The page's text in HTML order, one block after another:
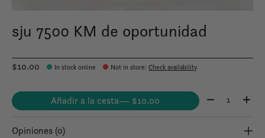
sju 7500 KM de oportunidad
$10.00 In stock online Not in store:Check availability
Añadir a la cesta — $10.00 Cantidad:
Opiniones (0)